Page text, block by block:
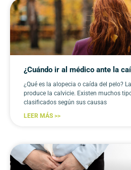
¿Cuándo ir al médico ante la
¿Qué es la alopecia o caída del pelo?
produce la calvicie. Existen muchos
clasificados según sus causas
LEER MÁS >>